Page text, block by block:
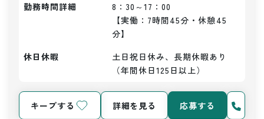
勤務時間詳細
8：30～17：00
【実働：7時間45分・休憩45
分】
休日休暇
土日祝日休み、長期休暇あり
（年間休日125日以上）
キープする 詳細を見る 応募する